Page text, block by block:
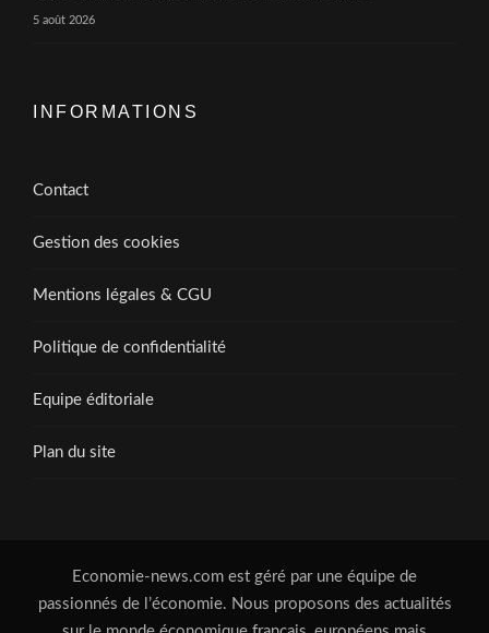
5 août 2026
INFORMATIONS
Contact
Gestion des cookies
Mentions légales & CGU
Politique de confidentialité
Equipe éditoriale
Plan du site
Economie-news.com est géré par une équipe de
passionnés de l’économie. Nous proposons des actualités